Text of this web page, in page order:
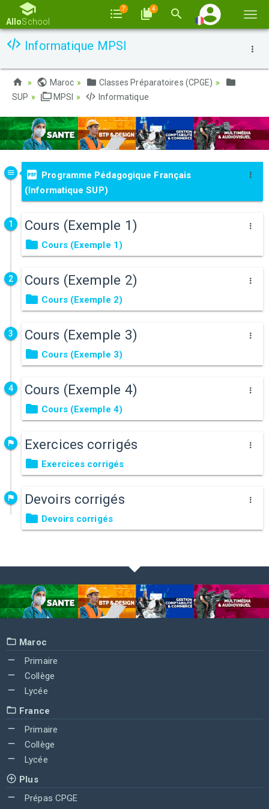
la
AlloSchool
7 4
Informatique MPSI
Maroc
Classes Préparatoires (CPGE)
SUP
MPSI Informatique
Programme Pédagogique Français
(Informatique SUP)
1 Cours (Exemple 1)
Cours (Exemple 1)
2 Cours (Exemple 2)
Cours (Exemple 2)
3 Cours (Exemple 3)
Cours (Exemple 3)
4 Cours (Exemple 4)
Cours (Exemple 4)
Exercices corrigés
Exercices corrigés
Devoirs corrigés
Devoirs corrigés
Maroc
Primaire
Collège
Lycée
France
Primaire
Collège
Lycée
Plus
Prépas CPGE